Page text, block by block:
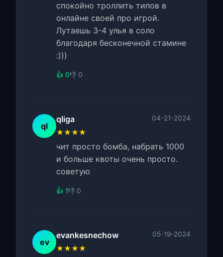
спокойно троллить типов в
онлайне своей про игрой.
Лутаешь 3-4 улья в соло
благодаря бесконечной стамине
:)))
👍 0👎 0
ql
qliga 04-21-2024
★★★★
чит просто бомба, набрать 1000
и больше квоты очень просто.
советую
👍 1👎 0
ev
evankesnechow 05-19-2024
★★★★